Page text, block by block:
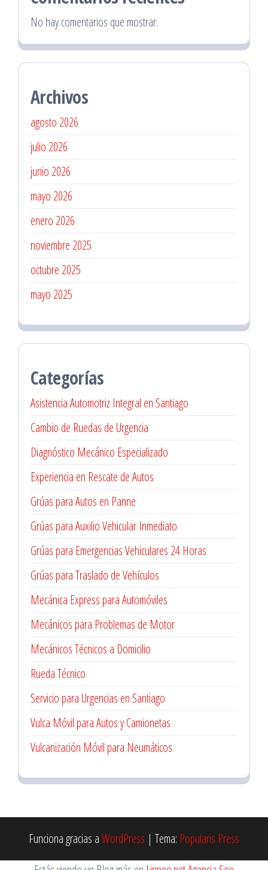
No hay comentarios que mostrar.
Archivos
agosto 2026
julio 2026
junio 2026
mayo 2026
enero 2026
noviembre 2025
octubre 2025
mayo 2025
Categorías
Asistencia Automotriz Integral en Santiago
Cambio de Ruedas de Urgencia
Diagnóstico Mecánico Especializado
Experiencia en Rescate de Autos
Grúas para Autos en Panne
Grúas para Auxilio Vehicular Inmediato
Grúas para Emergencias Vehiculares 24 Horas
Grúas para Traslado de Vehículos
Mecánica Express para Automóviles
Mecánicos para Problemas de Motor
Mecánicos Técnicos a Domicilio
Rueda Técnico
Servicio para Urgencias en Santiago
Vulca Móvil para Autos y Camionetas
Vulcanización Móvil para Neumáticos
Funciona gracias aWordPress | Tema: Popularis Press